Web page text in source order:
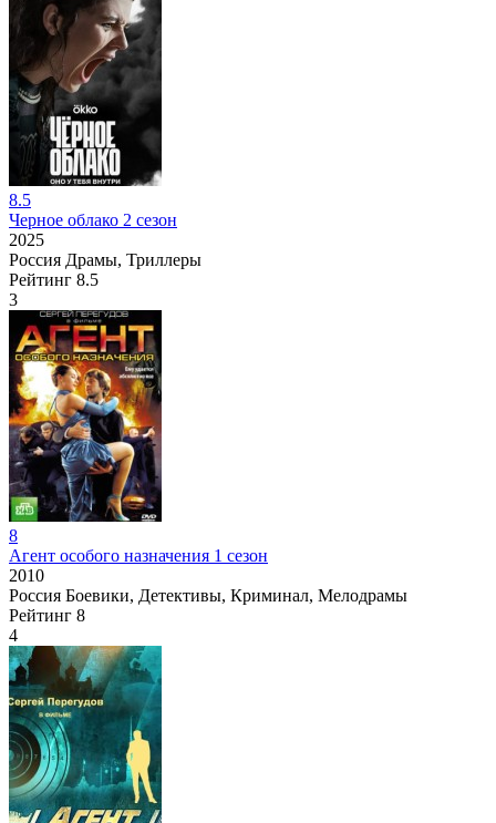
8.5
Черное облако 2 сезон
2025
Россия Драмы, Триллеры
Рейтинг 8.5
3
8
Агент особого назначения 1 сезон
2010
Россия Боевики, Детективы, Криминал, Мелодрамы
Рейтинг 8
4